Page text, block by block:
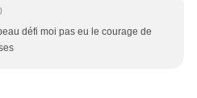
défi moi pas eu le courage de